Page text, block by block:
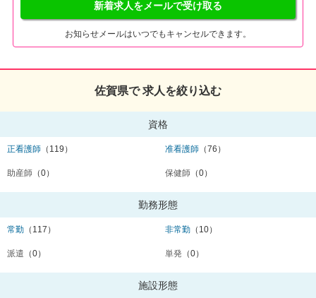
新着求人をメールで受け取る
お知らせメールはいつでもキャンセルできます。
佐賀県で 求人を絞り込む
資格
正看護師 （119） 准看護師 （76）
助産師 （0） 保健師 （0）
勤務形態
常勤 （117） 非常勤 （10）
派遣 （0） 単発 （0）
施設形態